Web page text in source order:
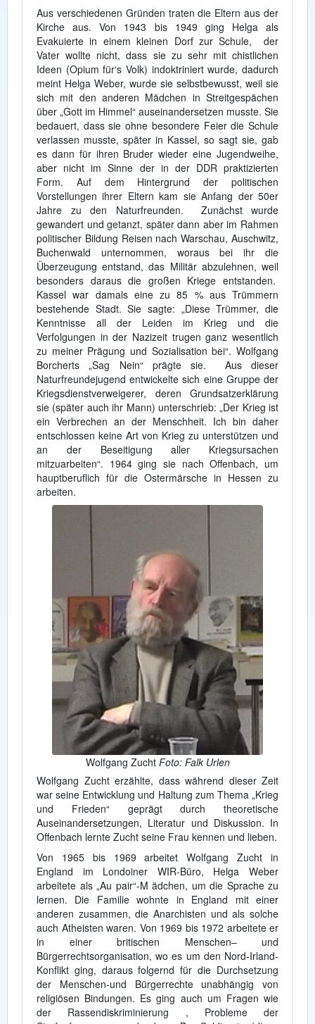
Aus verschiedenen Gründen traten die Eltern aus der
Kirche aus. Von 1943 bis 1949 ging Helga als
Evakuierte in einem kleinen Dorf zur Schule, der
Vater wollte nicht, dass sie zu sehr mit chistlichen
Ideen (Opium für‘s Volk) indoktriniert wurde, dadurch
meint Helga Weber, wurde sie selbstbewusst, weil sie
sich mit den anderen Mädchen in Streitgespächen
über „Gott im Himmel“ auseinandersetzen musste. Sie
bedauert, dass sie ohne besondere Feier die Schule
verlassen musste, später in Kassel, so sagt sie, gab
es dann für ihren Bruder wieder eine Jugendweihe,
aber nicht im Sinne der in der DDR praktizierten
Form. Auf dem Hintergrund der politischen
Vorstellungen ihrer Eltern kam sie Anfang der 50er
Jahre zu den Naturfreunden. Zunächst wurde
gewandert und getanzt, später dann aber im Rahmen
politischer Bildung Reisen nach Warschau, Auschwitz,
Buchenwald unternommen, woraus bei ihr die
Überzeugung entstand, das Militär abzulehnen, weil
besonders daraus die großen Kriege entstanden.
Kassel war damals eine zu 85 % aus Trümmern
bestehende Stadt. Sie sagte: „Diese Trümmer, die
Kenntnisse all der Leiden im Krieg und die
Verfolgungen in der Nazizeit trugen ganz wesentlich
zu meiner Prägung und Sozialisation bei“. Wolfgang
Borcherts „Sag Nein“ prägte sie. Aus dieser
Naturfreundejugend entwickelte sich eine Gruppe der
Kriegsdienstverweigerer, deren Grundsatzerklärung
sie (später auch ihr Mann) unterschrieb: „Der Krieg ist
ein Verbrechen an der Menschheit. Ich bin daher
entschlossen keine Art von Krieg zu unterstützen und
an der Beseitigung aller Kriegsursachen
mitzuarbeiten“. 1964 ging sie nach Offenbach, um
hauptberuflich für die Ostermärsche in Hessen zu
arbeiten.
Wolfgang Zucht Foto: Falk Urlen
Wolfgang Zucht erzählte, dass während dieser Zeit
war seine Entwicklung und Haltung zum Thema „Krieg
und Frieden“ geprägt durch theoretische
Auseinandersetzungen, Literatur und Diskussion. In
Offenbach lernte Zucht seine Frau kennen und lieben.
Von 1965 bis 1969 arbeitet Wolfgang Zucht in
England im Londoiner WIR-Büro, Helga Weber
arbeitete als „Au pair“-M ädchen, um die Sprache zu
lernen. Die Familie wohnte in England mit einer
anderen zusammen, die Anarchisten und als solche
auch Atheisten waren. Von 1969 bis 1972 arbeitete er
in einer britischen Menschen– und
Bürgerrechtsorganisation, wo es um den Nord-Irland-
Konflikt ging, daraus folgernd für die Durchsetzung
der Menschen-und Bürgerrechte unabhängig von
religiösen Bindungen. Es ging auch um Fragen wie
der Rassendiskriminierung , Probleme der